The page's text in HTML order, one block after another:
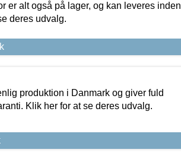
er alt også på lager, og kan leveres inden
deres udvalg.
produktion i Danmark og giver fuld
Klik her for at se deres udvalg.